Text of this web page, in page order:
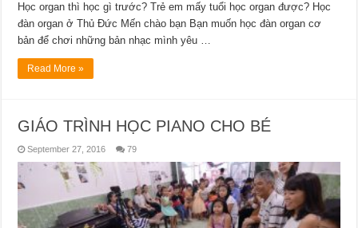
Học organ thì học gì trước? Trẻ em mấy tuổi học organ được? Học
đàn organ ở Thủ Đức Mến chào bạn Bạn muốn học đàn organ cơ
bản để chơi những bản nhạc mình yêu …
Read More »
GIÁO TRÌNH HỌC PIANO CHO BÉ
September 27, 2016 79